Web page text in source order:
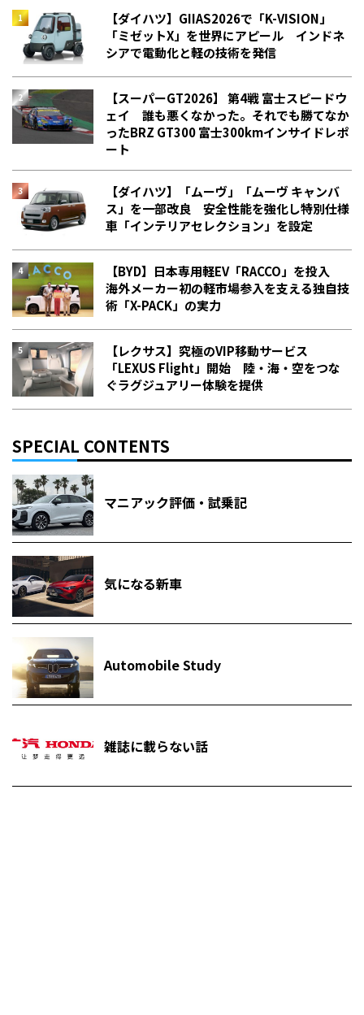
【ダイハツ】GIIAS2026で「K-VISION」
「ミゼットX」を世界にアピール インドネ
シアで電動化と軽の技術を発信
【スーパーGT2026】 第4戦 富士スピードウ
ェイ 誰も悪くなかった。それでも勝てなか
った――BRZ GT300 富士300kmインサイドレポ
ート
【ダイハツ】「ムーヴ」「ムーヴ キャンバ
ス」を一部改良 安全性能を強化し特別仕様
車「インテリアセレクション」を設定
【BYD】日本専用軽EV「RACCO」を投入
海外メーカー初の軽市場参入を支える独自技
術「X-PACK」の実力
【レクサス】究極のVIP移動サービス
「LEXUS Flight」開始 陸・海・空をつな
ぐラグジュアリー体験を提供
SPECIAL CONTENTS
マニアック評価・試乗記
気になる新車
Automobile Study
雑誌に載らない話